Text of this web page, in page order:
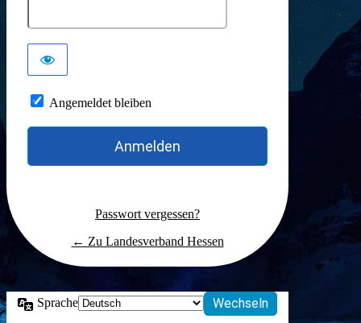
Angemeldet bleiben
Passwort vergessen?
← Zu Landesverband Hessen
Sprache